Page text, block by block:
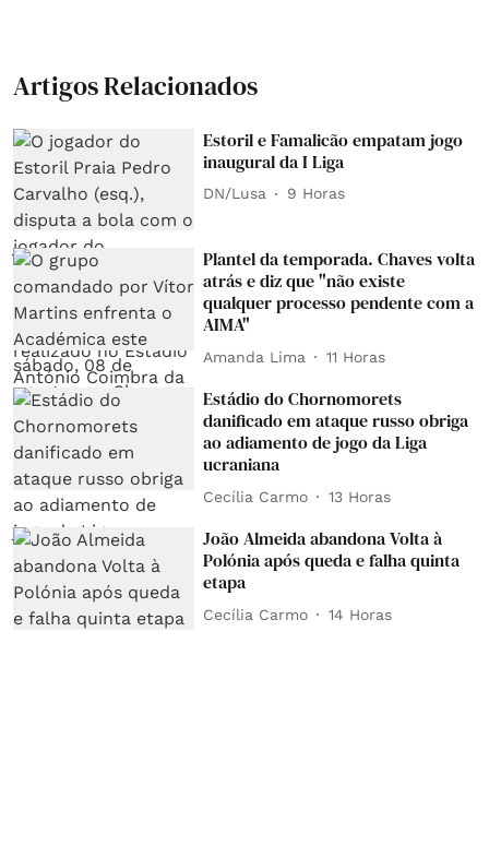
Artigos Relacionados
Estoril e Famalicão empatam jogo
inaugural da I Liga
DN/Lusa 9 Horas
Plantel da temporada. Chaves volta
atrás e diz que "não existe
qualquer processo pendente com a
AIMA"
Amanda Lima 11 Horas
Estádio do Chornomorets
danificado em ataque russo obriga
ao adiamento de jogo da Liga
ucraniana
Cecília Carmo 13 Horas
João Almeida abandona Volta à
Polónia após queda e falha quinta
etapa
Cecília Carmo 14 Horas